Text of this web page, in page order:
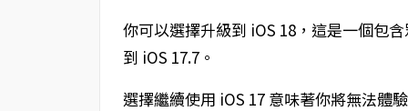
你可以選擇升級到 iOS 18，這是一個包
到 iOS 17.7。
選擇繼續使用 iOS 17 意味著你將無法體